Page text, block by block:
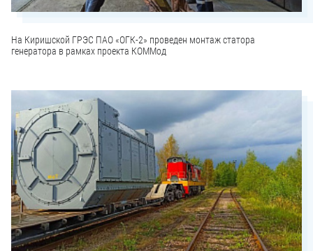
На Киришской ГРЭС ПАО «ОГК-2» проведен монтаж статора
генератора в рамках проекта КОММод